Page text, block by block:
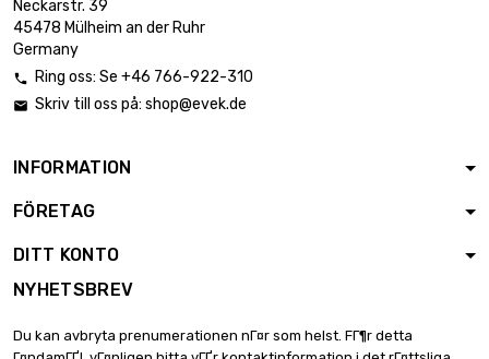
Neckarstr. 39
45478 Mülheim an der Ruhr
Germany
 Ring oss: Se +46 766-922-310
 Skriv till oss på: shop@evek.de
INFORMATION
FÖRETAG
DITT KONTO
NYHETSBREV
Du kan avbryta prenumerationen nГ¤r som helst. FГ¶r detta